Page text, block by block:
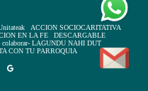
ACCION SOCIOCARITATIVA
EN LA FE
DESCARGABLE
colaborar- LAGUNDU NAHI DUT
CON TU PARROQUIA